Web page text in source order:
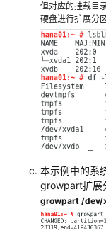
SAP
SAP
但对应的挂载目
硬盘进行扩展分
本示例中的系
growpart扩展
growpart /dev/